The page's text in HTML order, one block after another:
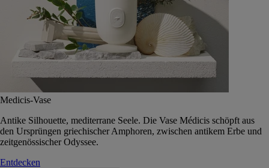
Medicis-Vase
Antike Silhouette, mediterrane Seele. Die Vase Médicis schöpft aus
den Ursprüngen griechischer Amphoren, zwischen antikem Erbe und
zeitgenössischer Odyssee.
Entdecken